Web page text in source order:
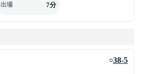
出場 7分
○38-5